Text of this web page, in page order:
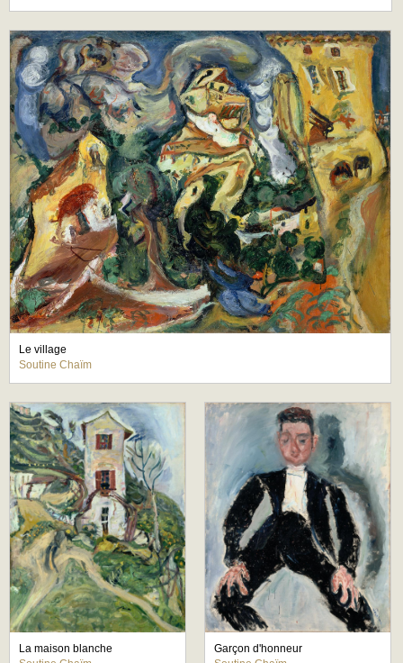
Le village
Soutine Chaïm
La maison blanche
Garçon d'honneur